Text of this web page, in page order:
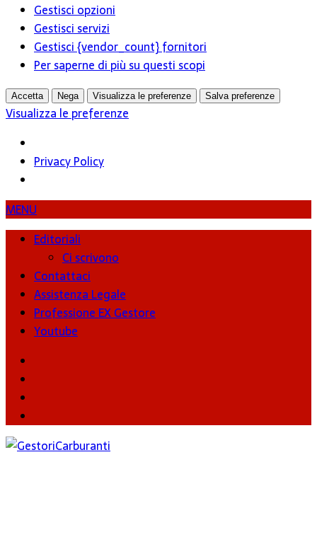
Gestisci opzioni
Gestisci servizi
Gestisci {vendor_count} fornitori
Per saperne di più su questi scopi
Accetta Nega Visualizza le preferenze Salva preferenze
Visualizza le preferenze
Privacy Policy
MENU
Editoriali
Ci scrivono
Contattaci
Assistenza Legale
Professione EX Gestore
Youtube